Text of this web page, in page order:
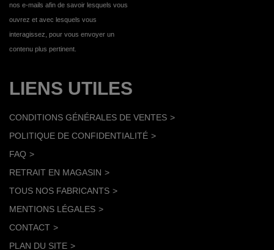
nos e-mails afin de savoir lesquels vous
ouvrez et avec lesquels vous
interagissez, pour vous envoyer un
contenu plus pertinent.
LIENS UTILES
CONDITIONS GÉNÉRALES DE VENTES
POLITIQUE DE CONFIDENTIALITÉ
FAQ
RETRAIT EN MAGASIN
TOUS NOS FABRICANTS
MENTIONS LÉGALES
CONTACT
PLAN DU SITE